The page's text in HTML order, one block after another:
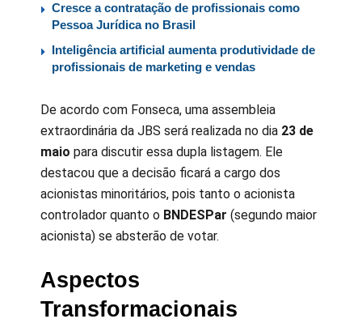
Cresce a contratação de profissionais como
Pessoa Jurídica no Brasil
Inteligência artificial aumenta produtividade de
profissionais de marketing e vendas
De acordo com Fonseca, uma assembleia
extraordinária da JBS será realizada no dia 23 de
maio para discutir essa dupla listagem. Ele
destacou que a decisão ficará a cargo dos
acionistas minoritários, pois tanto o acionista
controlador quanto o BNDESPar (segundo maior
acionista) se absterão de votar.
Aspectos
Transformacionais